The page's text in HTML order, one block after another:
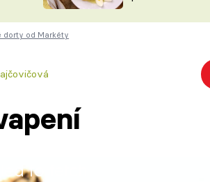
VYCHYTÁVKY
dorty od Markéty
to fetch